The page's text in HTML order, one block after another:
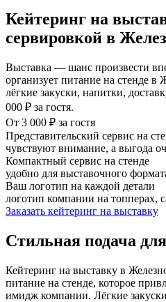
Кейтеринг на
сервировкой в
Выставка — шанс произвести
организует питание на стенде
лёгкие закуски, напитки,
000 ₽ за гостя.
От 3 000 ₽ за гостя
Представительский сервис на
чувствуют внимание, а выгода
Компактный сервис на стенде
удобно для выставочного
Ваш логотип на каждой детали
логотип компании на топперах,
Заказать кейтеринг на выставку
Стильная подача
Кейтеринг на выставку в
питание на стенде, которое
имидж компании. Лёгкие